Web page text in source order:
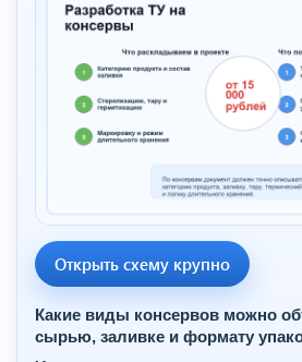
Открыть схему крупно
Какие виды консервов можно
сырью, заливке и формату